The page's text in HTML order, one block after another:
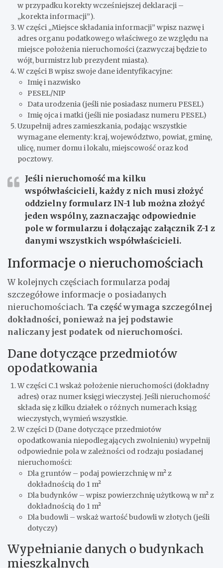
w przypadku korekty wcześniejszej deklaracji –
„korekta informacji”).
W części „Miejsce składania informacji” wpisz nazwę i
adres organu podatkowego właściwego ze względu na
miejsce położenia nieruchomości (zazwyczaj będzie to
wójt, burmistrz lub prezydent miasta).
W części B wpisz swoje dane identyfikacyjne:
Imię i nazwisko
PESEL/NIP
Data urodzenia (jeśli nie posiadasz numeru PESEL)
Imię ojca i matki (jeśli nie posiadasz numeru PESEL)
Uzupełnij adres zamieszkania, podając wszystkie
wymagane elementy: kraj, województwo, powiat, gminę,
ulicę, numer domu i lokalu, miejscowość oraz kod
pocztowy.
Jeśli nieruchomość ma kilku
współwłaścicieli, każdy z nich musi złożyć
oddzielny formularz IN-1 lub można złożyć
jeden wspólny, zaznaczając odpowiednie
pole w formularzu i dołączając załącznik Z-1 z
danymi wszystkich współwłaścicieli.
Informacje o nieruchomościach
W kolejnych częściach formularza podaj
szczegółowe informacje o posiadanych
nieruchomościach. Ta część wymaga szczególnej
dokładności, ponieważ na jej podstawie
naliczany jest podatek od nieruchomości.
Dane dotyczące przedmiotów
opodatkowania
W części C.1 wskaż położenie nieruchomości (dokładny
adres) oraz numer księgi wieczystej. Jeśli nieruchomość
składa się z kilku działek o różnych numerach ksiąg
wieczystych, wymień wszystkie.
W części D (Dane dotyczące przedmiotów
opodatkowania niepodlegających zwolnieniu) wypełnij
odpowiednie pola w zależności od rodzaju posiadanej
nieruchomości:
Dla gruntów – podaj powierzchnię w m² z
dokładnością do 1 m²
Dla budynków – wpisz powierzchnię użytkową w m² z
dokładnością do 1 m²
Dla budowli – wskaż wartość budowli w złotych (jeśli
dotyczy)
Wypełnianie danych o budynkach
mieszkalnych